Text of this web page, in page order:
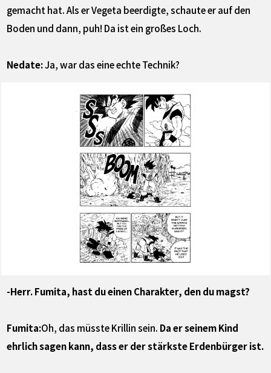
gemacht hat. Als er Vegeta beerdigte, schaute er auf den
Boden und dann, puh! Da ist ein großes Loch.
Nedate:Ja, war das eine echte Technik?
-Herr. Fumita, hast du einen Charakter, den du magst?
Fumita:Oh, das müsste Krillin sein. Da er seinem Kind
ehrlich sagen kann, dass er der stärkste Erdenbürger ist.